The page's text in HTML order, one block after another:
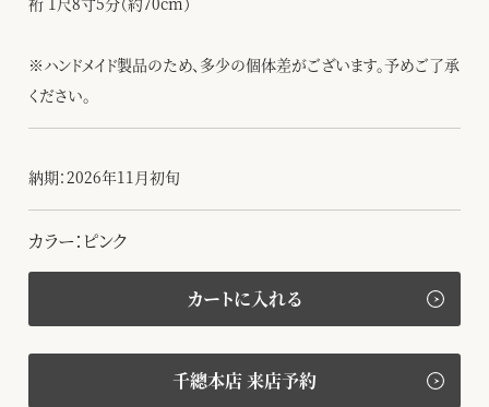
※ハンドメイド製品のため、多少の個体差がございます。予めご了承
ください。
納期：2026年11月初旬
カラー：ピンク
カートに入れる
千總本店 来店予約